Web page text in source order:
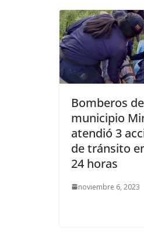
Bomberos
municipio
atendió 3
de tránsito
24 horas
noviembre 6, 2023